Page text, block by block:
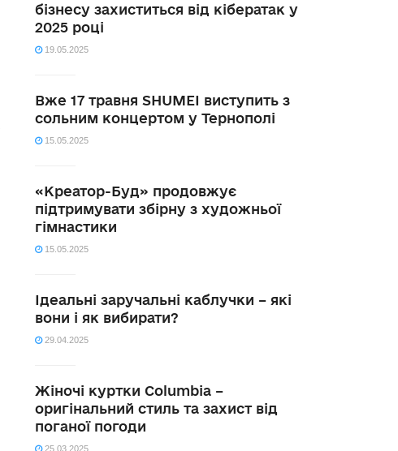
бізнесу захиститься від кібератак у
2025 році
19.05.2025
Вже 17 травня SHUMEI виступить з
сольним концертом у Тернополі
15.05.2025
«Креатор-Буд» продовжує
підтримувати збірну з художньої
гімнастики
15.05.2025
Ідеальні заручальні каблучки – які
вони і як вибирати?
29.04.2025
Жіночі куртки Columbia –
оригінальний стиль та захист від
поганої погоди
25.03.2025